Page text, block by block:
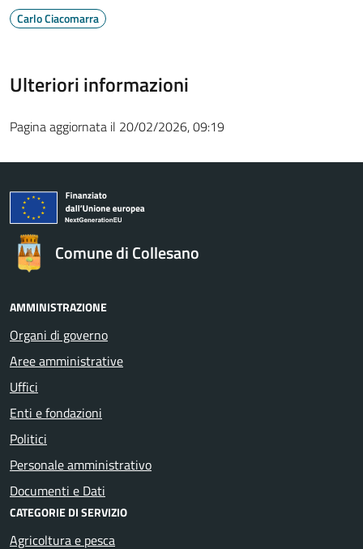
Carlo Ciacomarra
Ulteriori informazioni
Pagina aggiornata il 20/02/2026, 09:19
Comune di Collesano
AMMINISTRAZIONE
Organi di governo
Aree amministrative
Uffici
Enti e fondazioni
Politici
Personale amministrativo
Documenti e Dati
CATEGORIE DI SERVIZIO
Agricoltura e pesca